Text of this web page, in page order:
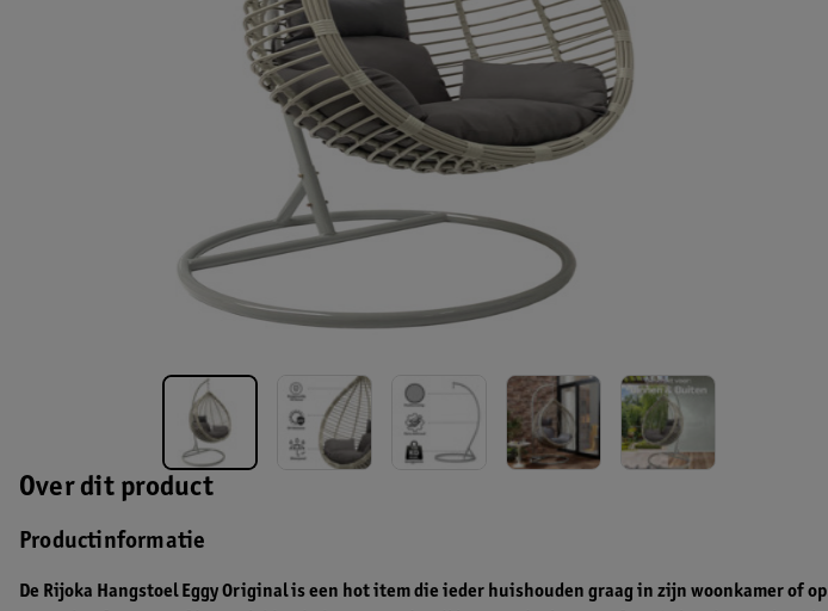
Over dit product
Productinformatie
De Rijoka Hangstoel Eggy Original is een hot item die ieder huishouden graag in zijn woonkamer of op